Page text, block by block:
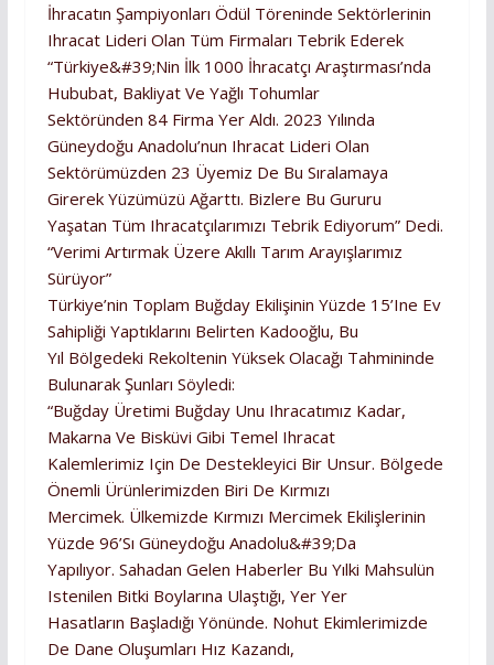
İhracatın Şampiyonları Ödül Töreninde Sektörlerinin
Ihracat Lideri Olan Tüm Firmaları Tebrik Ederek
“Türkiye&#39;nin İlk 1000 İhracatçı Araştırması’nda
Hububat, Bakliyat Ve Yağlı Tohumlar
Sektöründen 84 Firma Yer Aldı. 2023 Yılında
Güneydoğu Anadolu’nun Ihracat Lideri Olan
Sektörümüzden 23 Üyemiz De Bu Sıralamaya
Girerek Yüzümüzü Ağarttı. Bizlere Bu Gururu
Yaşatan Tüm Ihracatçılarımızı Tebrik Ediyorum” Dedi.
“Verimi Artırmak Üzere Akıllı Tarım Arayışlarımız
Sürüyor”
Türkiye’nin Toplam Buğday Ekilişinin Yüzde 15’ine Ev
Sahipliği Yaptıklarını Belirten Kadooğlu, Bu
Yıl Bölgedeki Rekoltenin Yüksek Olacağı Tahmininde
Bulunarak Şunları Söyledi:
“Buğday Üretimi Buğday Unu Ihracatımız Kadar,
Makarna Ve Bisküvi Gibi Temel Ihracat
Kalemlerimiz Için De Destekleyici Bir Unsur. Bölgede
Önemli Ürünlerimizden Biri De Kırmızı
Mercimek. Ülkemizde Kırmızı Mercimek Ekilişlerinin
Yüzde 96’sı Güneydoğu Anadolu&#39;da
Yapılıyor. Sahadan Gelen Haberler Bu Yılki Mahsulün
Istenilen Bitki Boylarına Ulaştığı, Yer Yer
Hasatların Başladığı Yönünde. Nohut Ekimlerimizde
De Dane Oluşumları Hız Kazandı,